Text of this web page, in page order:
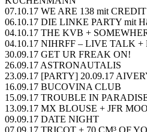
07.10.17 WE ARE 138 mit
06.10.17 DIE LINKE PARTY mit
04.10.17 THE KVB +
04.10.17 NIHRFF – LIVE TALK
30.09.17 GET UR FREAK ON!
26.09.17 ASTRONAUTALIS
23.09.17 [PARTY] 20.09.17
16.09.17 BUCOVINA CLUB
15.09.17 TROUBLE IN
13.09.17 MX BLOUSE + JFR
09.09.17 DATE NIGHT
07.09.17 TRICOT + 70 CM³ OF